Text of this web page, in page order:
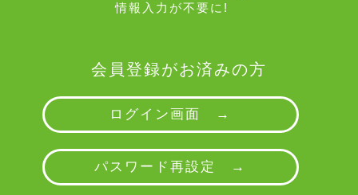
情報入力が不要に!
会員登録がお済みの方
ログイン画面 →
パスワード再設定 →